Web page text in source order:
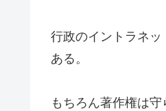
行政のイントラネ
ある。
もちろん著作権は